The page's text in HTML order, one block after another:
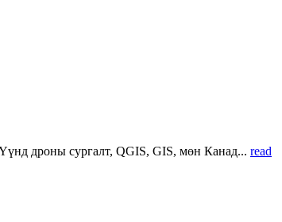
дроны сургалт, QGIS, GIS, мөн Канад... read